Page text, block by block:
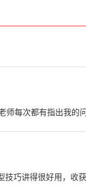
师每次都有指出我的
技巧讲得很好用，收